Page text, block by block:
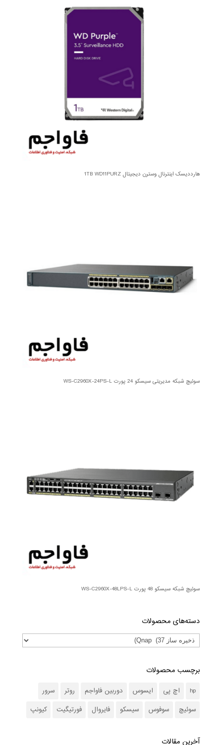
هارددیسک اینترنال وسترن دیجیتال 1TB WD11PURZ
سوئیچ شبکه مدیریتی سیسکو 24 پورت WS-C2960X-24PS-L
سوئیچ شبکه سیسکو 48 پورت WS-C2960X-48LPS-L
دسته‌های محصولات
برچسب محصولات
hp اچ پی ایسوس دوربین فاواجم روتر
سرور
سوئیچ
سوفوس سیسکو فایروال فورتیگیت کیونپ
آخرین مقالات